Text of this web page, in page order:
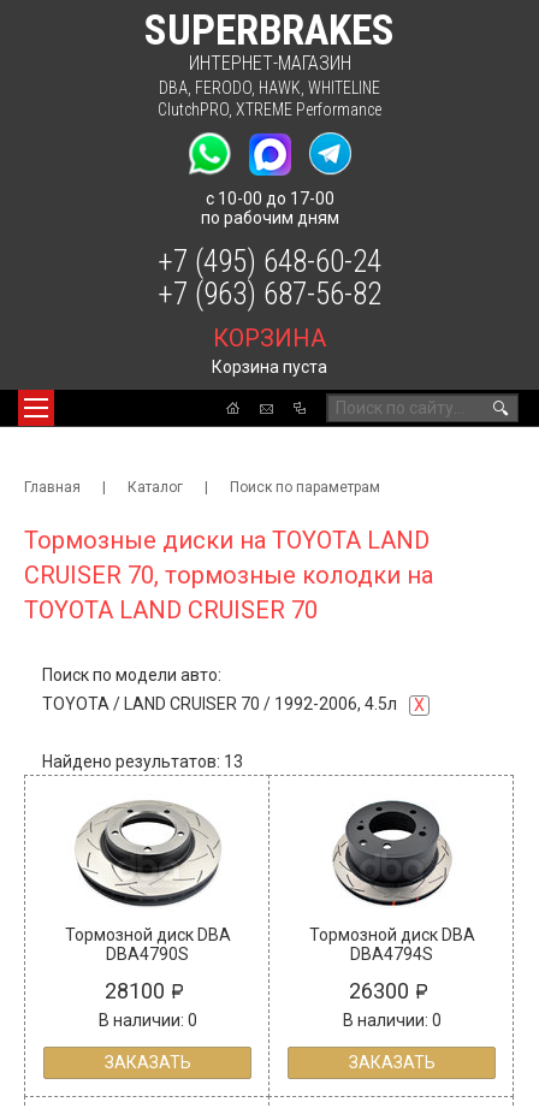
SUPERBRAKES
ИНТЕРНЕТ-МАГАЗИН
DBA FERODO HAWK WHITELINE
ClutchPRO XTREME Performance
с 10-00 до 17-00
по рабочим дням
🔍
КОРЗИНА
Корзина пуста
+7 (495) 648-60-24
+7 (963) 687-56-82
Главная | Каталог | Поиск по параметрам
Тормозные диски на TOYOTA LAND
CRUISER 70, тормозные колодки на
TOYOTA LAND CRUISER 70
Поиск по модели авто:
TOYOTA / LAND CRUISER 70 / 1992-2006, 4.5л X
Найдено результатов: 13
Тормозной диск DBA
DBA4790S
28100
В наличии: 0
ЗАКАЗАТЬ
Тормозной диск DBA
DBA4794S
26300
В наличии: 0
ЗАКАЗАТЬ